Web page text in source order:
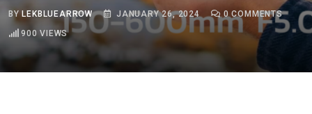
BYLEKBLUEARROW JANUARY 26, 2024 0 COMMENTS
900 VIEWS